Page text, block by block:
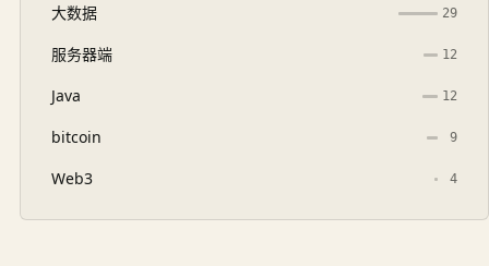
大数据 29
服务器端 12
Java 12
bitcoin 9
Web3 4